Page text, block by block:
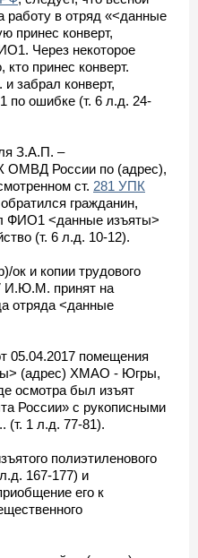
в отряд «<данные
принес конверт,
Через некоторое
принес конверт.
забрал конверт,
по ошибке (т. 6 л.д. 24-
З.А.П. –
ОМВД России по (адрес),
ст. 281 УПК
гражданин,
ФИО1 <данные изъяты>
(т. 6 л.д. 10-12).
ок и копии трудового
И.Ю.М. принят на
отряда <данные
05.04.2017 помещения
(адрес) ХМАО - Югры,
осмотра был изъят
России» с рукописными
1 л.д. 77-81).
полиэтиленового
167-177) и
его к